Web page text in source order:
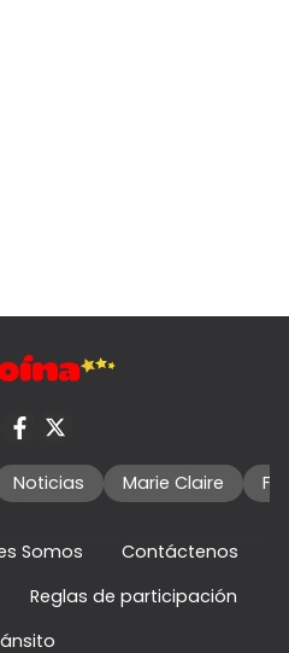
Noticias Marie Claire
Somos
Contáctenos
Reglas de participación